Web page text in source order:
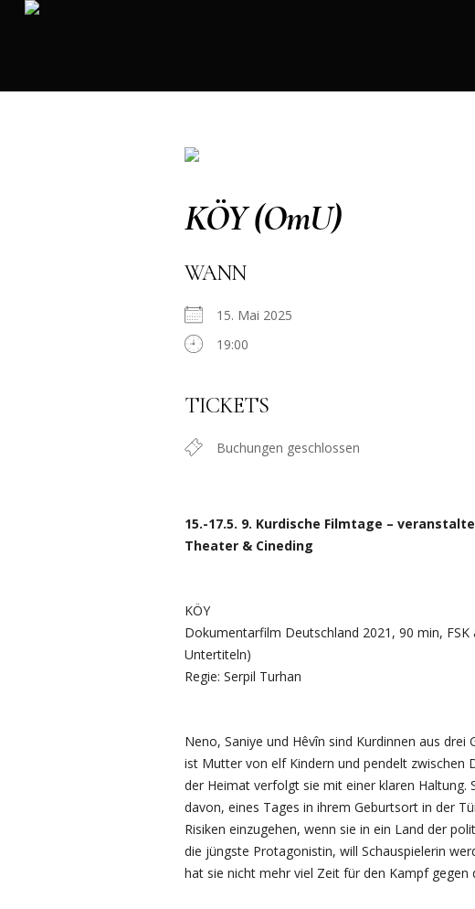
KÖY (OmU)
WANN
15. Mai 2025
19:00
TICKETS
Buchungen geschlossen
15.-17.5. 9. Kurdische Filmtage –
Theater & Cineding
KÖY
Dokumentarfilm Deutschland 2021, 90 min,
Untertiteln)
Regie: Serpil Turhan
Neno, Saniye und Hêvîn sind Kurdinnen aus
ist Mutter von elf Kindern und pendelt zwischen
der Heimat verfolgt sie mit einer klaren Haltung.
davon, eines Tages in ihrem Geburtsort in der
Risiken einzugehen, wenn sie in ein Land der
die jüngste Protagonistin, will Schauspielerin
hat sie nicht mehr viel Zeit für den Kampf